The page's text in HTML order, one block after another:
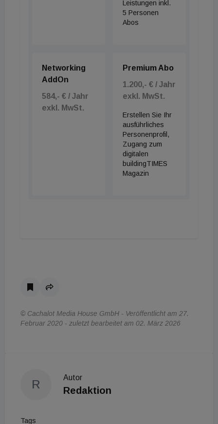
Leistungen inkl.
5 Personen
Abos
Networking
AddOn
584,- € / Jahr
exkl. MwSt.
Premium Abo
1.200,- € / Jahr
exkl. MwSt.
Erstellen Sie Ihr
ausführliches
Personenprofil,
Zugang zum
digitalen
buildingTIMES
Magazin
© Cachalot Media House GmbH - Veröffentlicht am 27.
Februar 2020 - zuletzt bearbeitet am 02. März 2026
R
Autor
Redaktion
Tags